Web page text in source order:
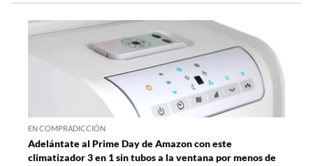
EN COMPRADICCIÓN
Adelántate al Prime Day de Amazon con este
climatizador 3 en 1 sin tubos a la ventana por menos de